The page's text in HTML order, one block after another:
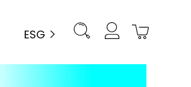
ESG